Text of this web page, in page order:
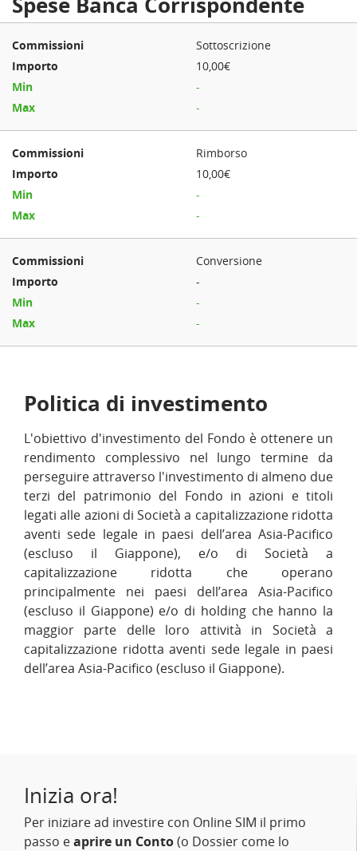
Sottoscrizione
10,00€
-
-
Rimborso
10,00€
-
-
Conversione
-
-
-
Politica di investimento
L'obiettivo d'investimento del Fondo è ottenere un
rendimento complessivo nel lungo termine da
perseguire attraverso l'investimento di almeno due
terzi del patrimonio del Fondo in azioni e titoli
legati alle azioni di Società a capitalizzazione ridotta
aventi sede legale in paesi dell’area Asia-Pacifico
(escluso il Giappone), e/o di Società a
capitalizzazione ridotta che operano
principalmente nei paesi dell’area Asia-Pacifico
(escluso il Giappone) e/o di holding che hanno la
maggior parte delle loro attività in Società a
capitalizzazione ridotta aventi sede legale in paesi
dell’area Asia-Pacifico (escluso il Giappone).
Inizia ora!
Per iniziare ad investire con Online SIM il primo
passo eaprire un Conto(o Dossier come lo